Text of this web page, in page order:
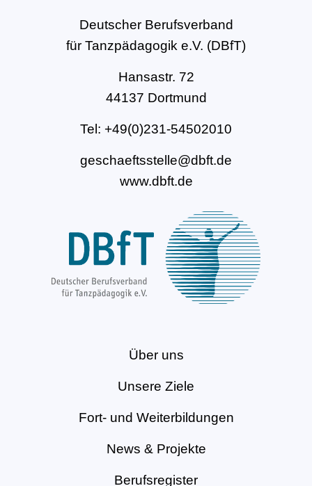
Deutscher Berufsverband
für Tanzpädagogik e.V. (DBfT)
Hansastr. 72
44137 Dortmund
Tel: +49(0)231-54502010
geschaeftsstelle@dbft.de
www.dbft.de
Über uns
Unsere Ziele
Fort- und Weiterbildungen
News & Projekte
Berufsregister